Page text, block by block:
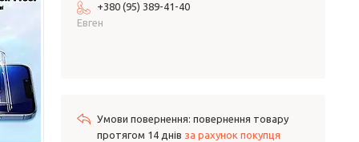
+380 (95) 389-41-40
Евген
повернення товару
протягом 14 днів за рахунок покупця